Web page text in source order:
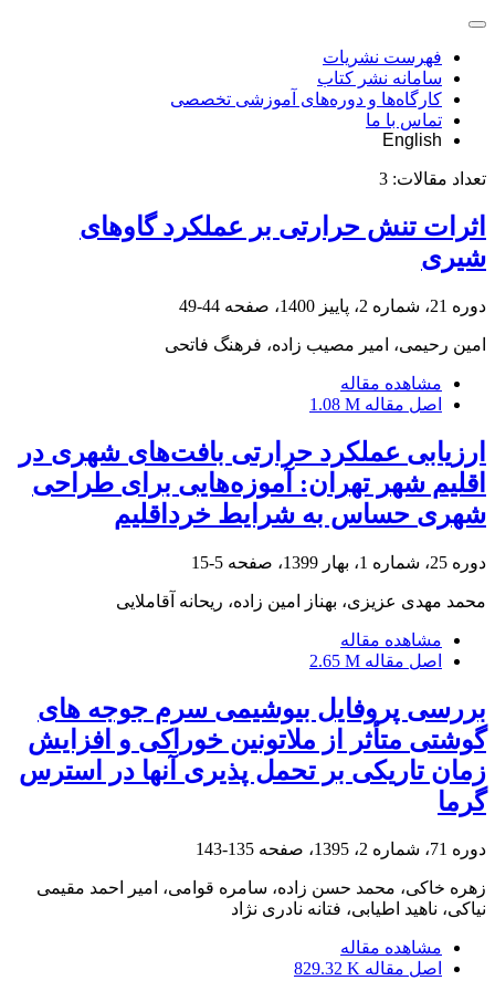
فهرست نشریات
سامانه نشر کتاب
کارگاه‌ها و دوره‌های آموزشی تخصصی
تماس با ما
English
تعداد مقالات: 3
اثرات تنش حرارتی بر عملکرد گاوهای
شیری
دوره 21، شماره 2، پاییز 1400، صفحه 44-49
امین رحیمی، امیر مصیب زاده، فرهنگ فاتحی
مشاهده مقاله
اصل مقاله 1.08 M
ارزیابی عملکرد حرارتی بافت‌های شهری در
اقلیم شهر تهران: آموزه‌هایی برای طراحی
شهری حساس به شرایط خرداقلیم
دوره 25، شماره 1، بهار 1399، صفحه 5-15
محمد مهدی عزیزی، بهناز امین زاده، ریحانه آقاملایی
مشاهده مقاله
اصل مقاله 2.65 M
بررسی پروفایل بیوشیمی سرم جوجه های
گوشتی متأثر از ملاتونین خوراکی و افزایش
زمان تاریکی بر تحمل پذیری آنها در استرس
گرما
دوره 71، شماره 2، 1395، صفحه 135-143
زهره خاکی، محمد حسن زاده، سامره قوامی، امیر احمد مقیمی
نیاکی، ناهید اطیابی، فتانه نادری نژاد
مشاهده مقاله
اصل مقاله 829.32 K